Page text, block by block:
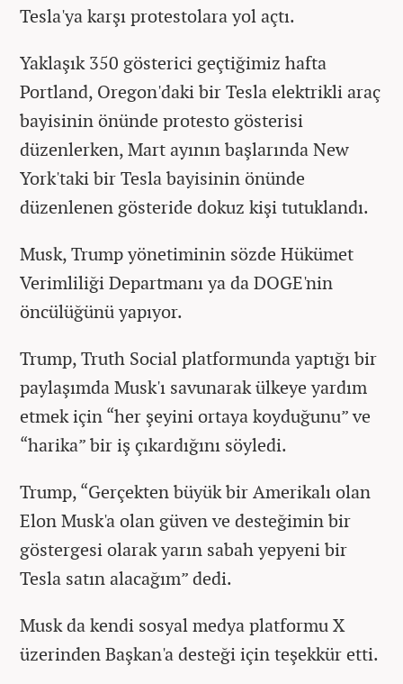
Tesla'ya karşı protestolara yol açtı.
Yaklaşık 350 gösterici geçtiğimiz hafta
Portland, Oregon'daki bir Tesla elektrikli araç
bayisinin önünde protesto gösterisi
düzenlerken, Mart ayının başlarında New
York'taki bir Tesla bayisinin önünde
düzenlenen gösteride dokuz kişi tutuklandı.
Musk, Trump yönetiminin sözde Hükümet
Verimliliği Departmanı ya da DOGE'nin
öncülüğünü yapıyor.
Trump, Truth Social platformunda yaptığı bir
paylaşımda Musk'ı savunarak ülkeye yardım
etmek için “her şeyini ortaya koyduğunu” ve
“harika” bir iş çıkardığını söyledi.
Trump, “Gerçekten büyük bir Amerikalı olan
Elon Musk'a olan güven ve desteğimin bir
göstergesi olarak yarın sabah yepyeni bir
Tesla satın alacağım” dedi.
Musk da kendi sosyal medya platformu X
üzerinden Başkan'a desteği için teşekkür etti.